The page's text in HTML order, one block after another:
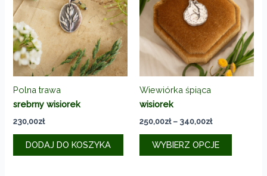
Polna trawa
srebrny wisiorek
230,00zł
DODAJ DO KOSZYKA
Wiewiórka śpiąca
wisiorek
250,00zł – 340,00złZakres
od
250,00zł
WYBIERZ OPCJE
Ten